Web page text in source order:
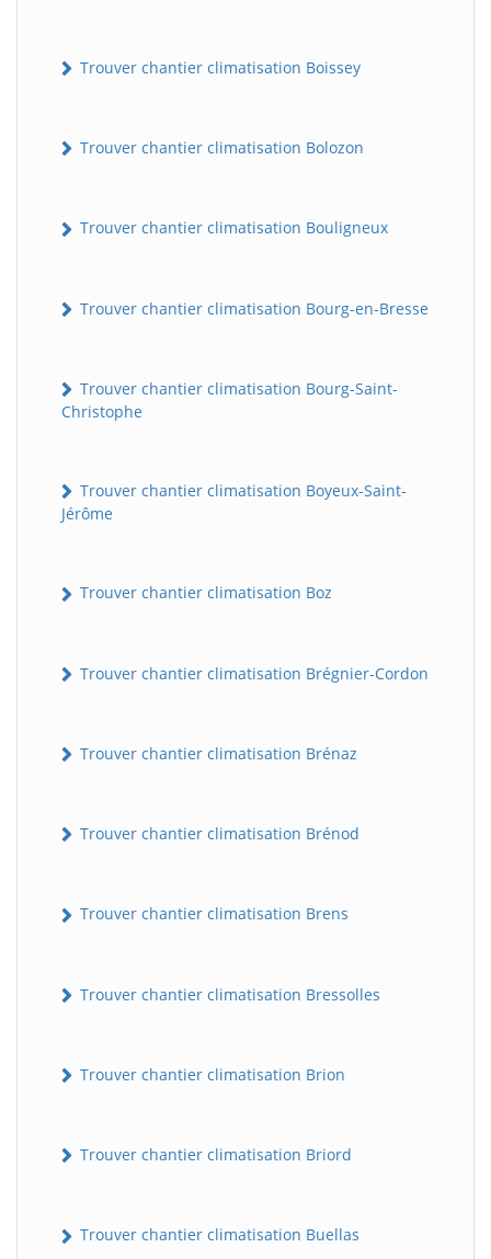
Trouver chantier climatisation Boissey
Trouver chantier climatisation Bolozon
Trouver chantier climatisation Bouligneux
Trouver chantier climatisation Bourg-en-Bresse
Trouver chantier climatisation Bourg-Saint-
Christophe
Trouver chantier climatisation Boyeux-Saint-
Jérôme
Trouver chantier climatisation Boz
Trouver chantier climatisation Brégnier-Cordon
Trouver chantier climatisation Brénaz
Trouver chantier climatisation Brénod
Trouver chantier climatisation Brens
Trouver chantier climatisation Bressolles
Trouver chantier climatisation Brion
Trouver chantier climatisation Briord
Trouver chantier climatisation Buellas